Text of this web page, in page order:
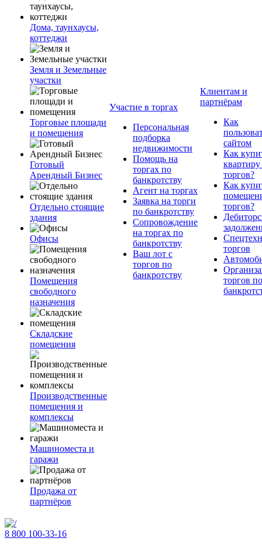
Дома, таунхаусы,
коттеджи
Земля и Земельные
участки
Торговые площади
и помещения
Готовый
Арендный Бизнес
Отдельно стоящие
здания
Офисы
Помещения
свободного
назначения
Складские
помещения
Производственные
помещения и
комплексы
Машиноместа и
гаражи
Продажа от
партнёров
Участие в торгах
Персональная
подборка
недвижимости
Помощь на
торгах по
банкротству
Агент на торгах
Заявка на торги
по банкротству
Сопровождение
на торгах по
банкротству
Ваш лот с
торгов по
банкротству
Клиентам и
партнёрам
Как
сайтом
Как
квартиру
торгов?
Как
торгов?
торгов
торгов по
8 800 100-33-16